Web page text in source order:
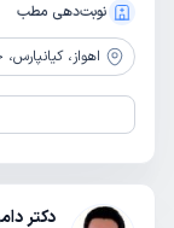
نوبت‌دهی مطب
اهواز،
دکتر